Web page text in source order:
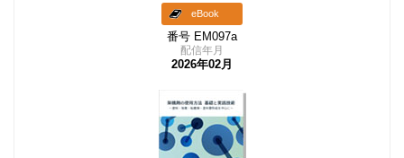
eBook
番号 EM097a
配信年月
2026年02月